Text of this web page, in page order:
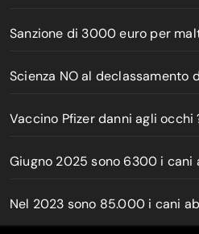
Sanzione di 3000 euro per
Scienza NO al declassamento
Vaccino Pfizer danni agli occhi
Giugno 2025 sono 6300 i cani
Nel 2023 sono 85.000 i cani